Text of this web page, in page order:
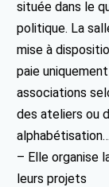
située dans le
politique. La
mise à
paie
associations
des ateliers ou
– Elle organise
leurs projets